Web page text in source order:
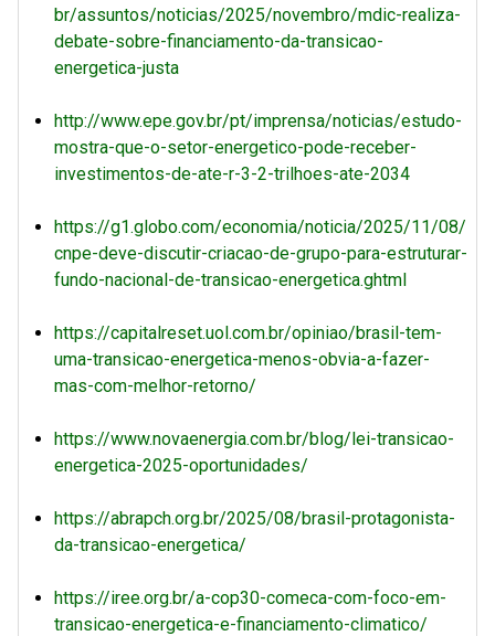
br/assuntos/noticias/2025/novembro/mdic-realiza-
debate-sobre-financiamento-da-transicao-
energetica-justa
http://www.epe.gov.br/pt/imprensa/noticias/estudo-
mostra-que-o-setor-energetico-pode-receber-
investimentos-de-ate-r-3-2-trilhoes-ate-2034
https://g1.globo.com/economia/noticia/2025/11/08/
cnpe-deve-discutir-criacao-de-grupo-para-estruturar-
fundo-nacional-de-transicao-energetica.ghtml
https://capitalreset.uol.com.br/opiniao/brasil-tem-
uma-transicao-energetica-menos-obvia-a-fazer-
mas-com-melhor-retorno/
https://www.novaenergia.com.br/blog/lei-transicao-
energetica-2025-oportunidades/
https://abrapch.org.br/2025/08/brasil-protagonista-
da-transicao-energetica/
https://iree.org.br/a-cop30-comeca-com-foco-em-
transicao-energetica-e-financiamento-climatico/